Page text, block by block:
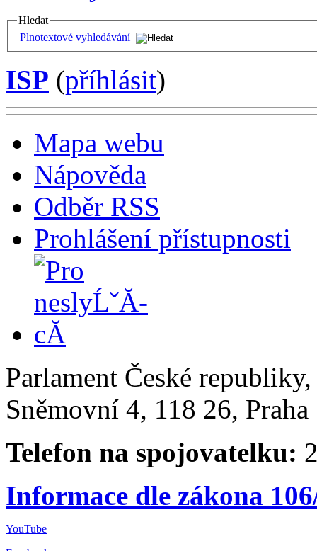
Hledat
Plnotextové vyhledávání
ISP (příhlásit)
Mapa webu
Nápověda
Odběr RSS
Prohlášení přístupnosti
Parlament České
Sněmovní 4, 118 26,
Telefon na spojovatelku:
Informace dle zákona
YouTube